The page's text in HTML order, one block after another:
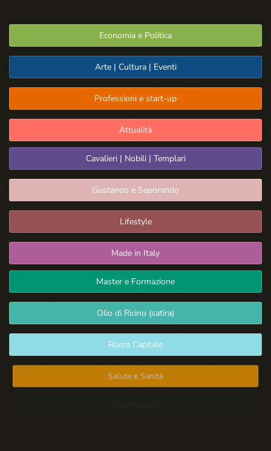
Economia e Politica
Arte | Cultura | Eventi
Professioni e start-up
Attualità
Cavalieri | Nobili | Templari
Gustando e Saporando
Lifestyle
Made in Italy
Master e Formazione
Olio di Ricino (satira)
Roma Capitale
Salute e Sanità